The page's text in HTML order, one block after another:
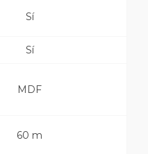
Sí
Sí
MDF
60 m